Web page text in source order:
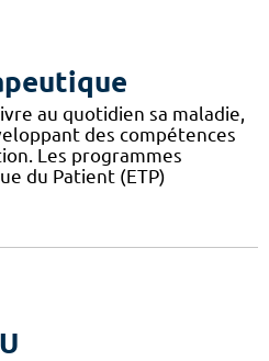
au quotidien sa maladie,
des compétences
Les programmes
du Patient (ETP)